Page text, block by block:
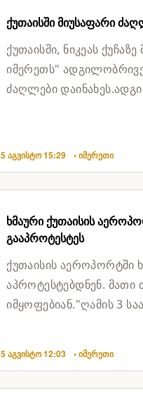
ქუთაისში მიუსაფარი
ქუთაისში, ნიკეას
იმერეთს"
ძაღლები
5 აგვისტო 15:29 • იმერეთი
ხმაური ქუთაისის
გააპროტესტეს
ქუთაისის აეროპორტში
აპროტესტებდნენ. მათი
იმყოფებიან."ღამის 3
5 აგვისტო 12:03 • იმერეთი